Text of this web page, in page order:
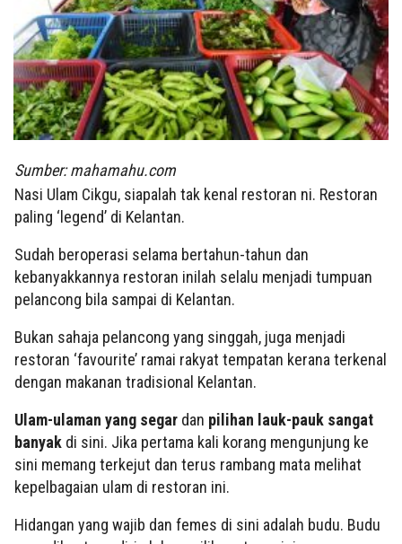
Sumber: mahamahu.com
Nasi Ulam Cikgu, siapalah tak kenal restoran ni. Restoran
paling ‘legend’ di Kelantan.
Sudah beroperasi selama bertahun-tahun dan
kebanyakkannya restoran inilah selalu menjadi tumpuan
pelancong bila sampai di Kelantan.
Bukan sahaja pelancong yang singgah, juga menjadi
restoran ‘favourite’ ramai rakyat tempatan kerana terkenal
dengan makanan tradisional Kelantan.
Ulam-ulaman yang segar dan pilihan lauk-pauk sangat
banyak di sini. Jika pertama kali korang mengunjung ke
sini memang terkejut dan terus rambang mata melihat
kepelbagaian ulam di restoran ini.
Hidangan yang wajib dan femes di sini adalah budu. Budu